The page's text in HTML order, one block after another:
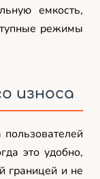
емкость,
режимы
износа
это удобно,
границей и не